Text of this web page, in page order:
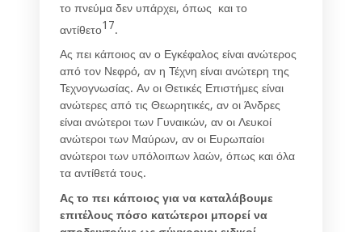
το πνεύμα δεν υπάρχει, όπως και το
αντίθετο17.
Ας πει κάποιος αν ο Εγκέφαλος είναι ανώτερος
από τον Νεφρό, αν η Τέχνη είναι ανώτερη της
Τεχνογνωσίας. Αν οι Θετικές Επιστήμες είναι
ανώτερες από τις Θεωρητικές, αν οι Άνδρες
είναι ανώτεροι των Γυναικών, αν οι Λευκοί
ανώτεροι των Μαύρων, αν οι Ευρωπαίοι
ανώτεροι των υπόλοιπων λαών, όπως και όλα
τα αντίθετά τους.
Ας το πει κάποιος για να καταλάβουμε
επιτέλους πόσο κατώτεροι μπορεί να